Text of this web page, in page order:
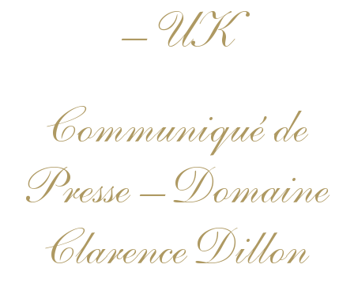
– UK
Communiqué de
Presse – Domaine
Clarence Dillon